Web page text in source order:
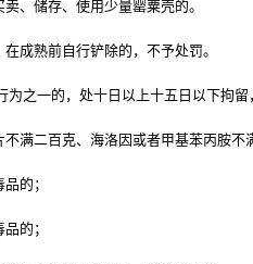
卖、储存、使用少量罂粟壳的。
成熟前自行铲除的，不予处罚。
为之一的，处十日以上十五日以下拘
不满二百克、海洛因或者甲基苯丙胺
的；
的；